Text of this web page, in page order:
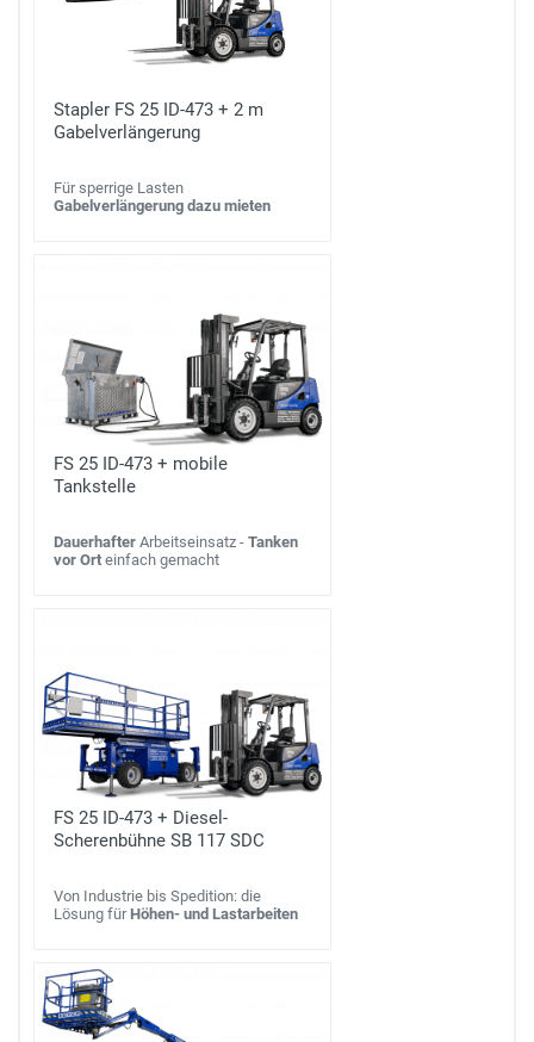
Stapler FS 25 ID-473 + 2 m
Gabelverlängerung
Für sperrige Lasten
Gabelverlängerung dazu mieten
FS 25 ID-473 + mobile
Tankstelle
Dauerhafter Arbeitseinsatz - Tanken
vor Ort einfach gemacht
FS 25 ID-473 + Diesel-
Scherenbühne SB 117 SDC
Von Industrie bis Spedition: die
Lösung fürHöhen- und Lastarbeiten